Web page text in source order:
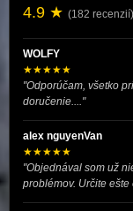
4.9 ★ (182 recenzií)
WOLFY
★★★★★
"Odporúčam, všetko
doručenie...."
alex nguyenVan
★★★★★
"Objednával som už
problémov. Určite ešte